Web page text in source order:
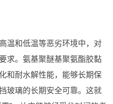
温和低温等恶劣环境中，对
求。氨基聚醚基聚氨酯胶黏
和耐水解性能，能够长期保
玻璃的长期安全可靠。这就